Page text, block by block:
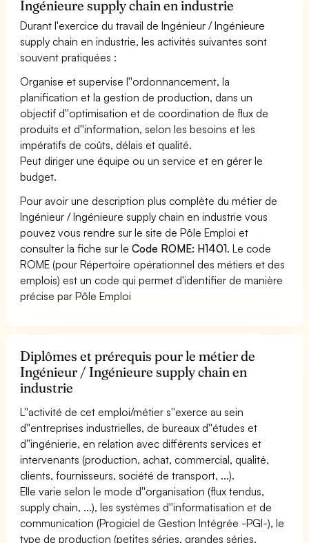
Ingénieure supply chain en industrie
Durant l'exercice du travail de Ingénieur / Ingénieure
supply chain en industrie, les activités suivantes sont
souvent pratiquées :
Organise et supervise l''ordonnancement, la
planification et la gestion de production, dans un
objectif d''optimisation et de coordination de flux de
produits et d''information, selon les besoins et les
impératifs de coûts, délais et qualité.
Peut diriger une équipe ou un service et en gérer le
budget.
Pour avoir une description plus complète du métier de
Ingénieur / Ingénieure supply chain en industrie vous
pouvez vous rendre sur le site de Pôle Emploi et
consulter la fiche sur leCode ROME: H1401. Le code
ROME (pour Répertoire opérationnel des métiers et des
emplois) est un code qui permet d'identifier de manière
précise par Pôle Emploi
Diplômes et prérequis pour le métier de
Ingénieur / Ingénieure supply chain en
industrie
L''activité de cet emploi/métier s''exerce au sein
d''entreprises industrielles, de bureaux d''études et
d''ingénierie, en relation avec différents services et
intervenants (production, achat, commercial, qualité,
clients, fournisseurs, société de transport, ...).
Elle varie selon le mode d''organisation (flux tendus,
supply chain, ...), les systèmes d''informatisation et de
communication (Progiciel de Gestion Intégrée -PGI-), le
type de production (petites séries, grandes séries,